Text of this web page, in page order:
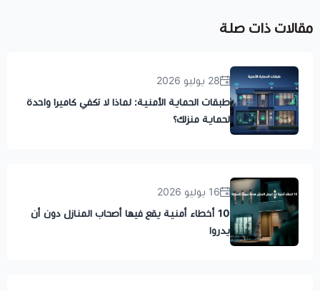
مقالات ذات صلة
28 يوليو 2026
طبقات الحماية الأمنية: لماذا لا تكفي كاميرا واحدة
لحماية منزلك؟
16 يوليو 2026
10 أخطاء أمنية يقع فيها أصحاب المنازل دون أن
يدروا